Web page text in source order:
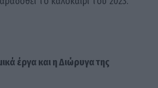
έργα και η Διώρυγα της